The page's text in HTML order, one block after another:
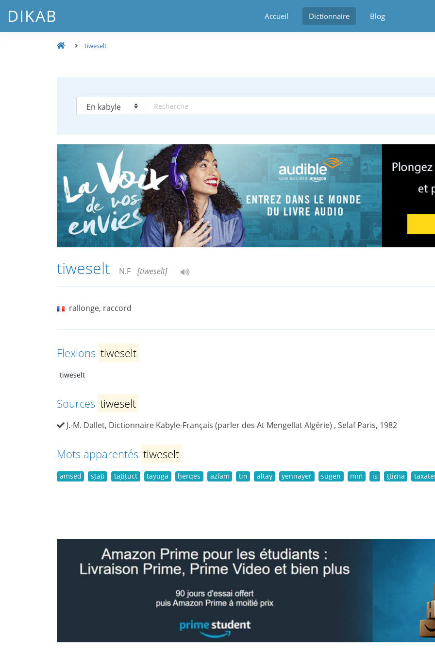
DIKAB Accueil Dictionnaire Blog
tiweselt
tiweselt N.F [tiweṣelt]
rallonge, raccord
Flexions tiweselt
tiweselt
Sources tiweselt
J.-M. Dallet, Dictionnaire Kabyle-Français (parler des At Mengellat Algérie) , Selaf Paris, 1982
Mots apparentés tiweselt
amsed sṭaṭi taṭiṭuct tayuga ḥerqes azlam tin altaɣ yennayer sugen mm is ṭṭiɛna